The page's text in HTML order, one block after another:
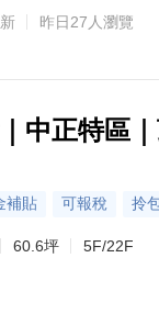
昨日27人瀏覽
中正特區
補貼 可報稅 拎
60.6坪
5F/22F